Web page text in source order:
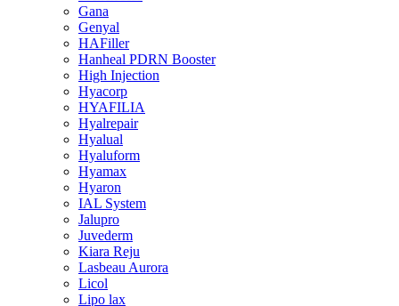
Gana
Genyal
HAFiller
Hanheal PDRN Booster
High Injection
Hyacorp
HYAFILIA
Hyalrepair
Hyalual
Hyaluform
Hyamax
Hyaron
IAL System
Jalupro
Juvederm
Kiara Reju
Lasbeau Aurora
Licol
Lipo lax